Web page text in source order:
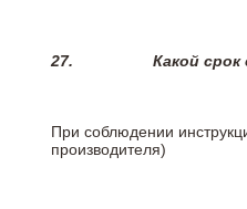
27. Какой
При соблюдении
производителя)